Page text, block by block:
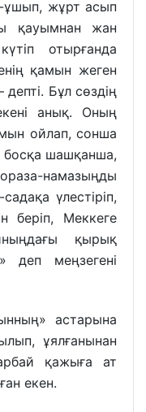
ұшып, жұрт асып
қауымнан жан
отырғанда
қамын жеген
депті. Бұл сөздің
анық. Оның
ойлап, сонша
шашқанша,
намазыңды
үлестіріп,
беріп, Меккеге
қырық
деп меңзегені
астарына
ұялғанынан
қажыға ат
екен.